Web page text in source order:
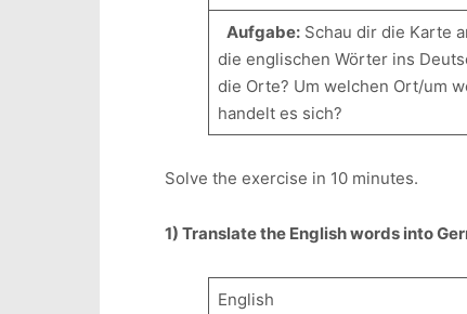
Aufgabe:Schau dir die Karte
die englischen Wörter ins
die Orte? Um welchen Ort/um
handelt es sich?
Solve the
1) Translate the English words into
English